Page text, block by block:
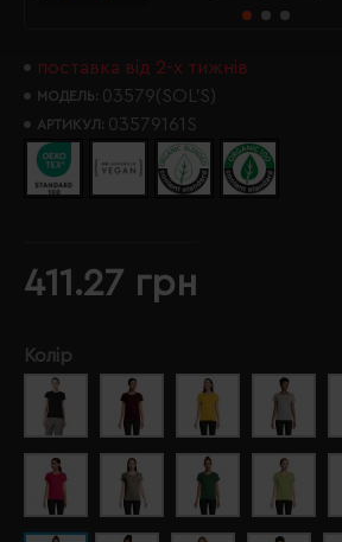
поставка від 2-х тижнів
МОДЕЛЬ: 03579(SOL’S)
АРТИКУЛ: 03579161S
411.27 грн
Колір